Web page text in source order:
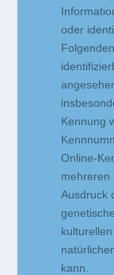
oder
Kennung
Online-
mehreren
Ausdruck
kann.